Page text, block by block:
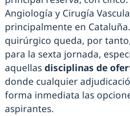
Angiología y Cirugía
principalmente en
quirúrgico queda, por
para la sexta jornada,
aquellas disciplinas de
donde cualquier
forma inmediata las
aspirantes.